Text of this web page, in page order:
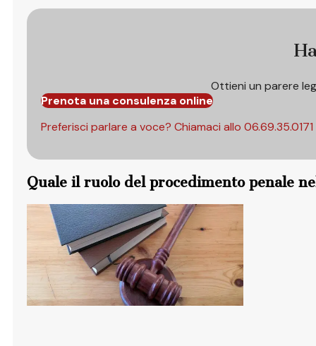
Ottieni un parere
Prenota una consulenza online
Preferisci parlare a voce? Chiamaci allo 06.69.35.0171
Quale il ruolo del procedimento penale